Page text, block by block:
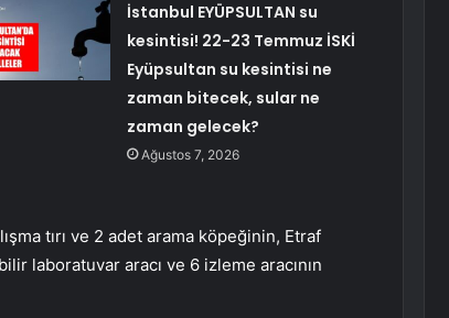
İstanbul EYÜPSULTAN su
kesintisi! 22-23 Temmuz İSKİ
Eyüpsultan su kesintisi ne
zaman bitecek, sular ne
zaman gelecek?
Ağustos 7, 2026
tırı ve 2 adet arama köpeğinin, Etraf
laboratuvar aracı ve 6 izleme aracının